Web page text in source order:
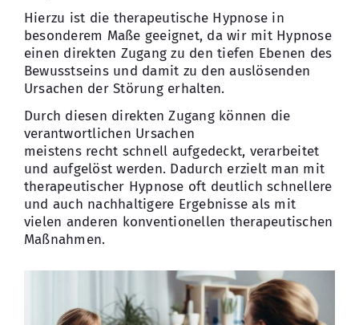
Hierzu ist die therapeutische Hypnose in
besonderem Maße geeignet, da wir mit Hypnose
einen direkten Zugang zu den tiefen Ebenen des
Bewusstseins und damit zu den auslösenden
Ursachen der Störung erhalten.
Durch diesen direkten Zugang können die
verantwortlichen Ursachen
meistens recht schnell aufgedeckt, verarbeitet
und aufgelöst werden. Dadurch erzielt man mit
therapeutischer Hypnose oft deutlich schnellere
und auch nachhaltigere Ergebnisse als mit
vielen anderen konventionellen therapeutischen
Maßnahmen.